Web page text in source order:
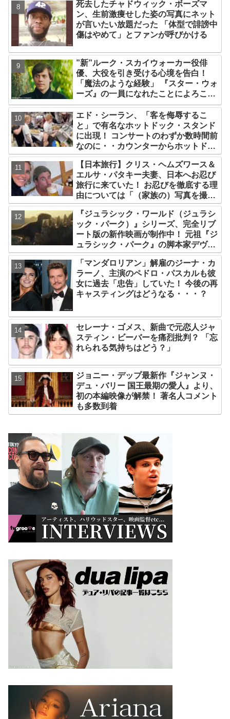
死去したチャドウィック・ボーズマ
ン、生前激痩せした姿の写真にネット
が言いたい放題だった 「体型で誹謗中
傷はやめて」とファンが呼びかける
”新”ルーク・スカイウォーカー役俳
優、大役を引き受ける心境を告白！
「魔法のような経験」 『スター・ウォ
ーズ』の一員になれたことによろこび
爆発
エド・シーラン、「客を侮辱するこ
と」で有名なホットドック・スタンド
に出現！ コンサートのわずか数時間前
なのに・・カウンターからホットドッ
クを提供、ファンは大興奮［写真あ
り］
【日本旅行】クリス・ヘムズワース＆
エルサ・パタキー夫妻、日本へお忍び
旅行に来ていた！ お忍びを徹底する理
由については「（家族の）写真を撮ら
れるとキレそうになる」からという過
去の発言も
『ジュラシック・ワールド（ジュラシ
ック・パーク）』シリーズ、完全リブ
ート版の新作映画が制作中！ 元祖『ジ
ュラシック・パーク』の脚本家デヴィ
ッド・コープが関与
「マンダロリアン」解雇のジーナ・カ
ラーノ、主演のペドロ・パスカルも彼
女に過去「忠告」していた！ 今後の再
キャスティングはどうなる・・・？
セレーナ・ゴメス、新曲で元恋人ジャ
スティン・ビーバーを痛烈批判？ 「忘
れられる気持ちはどう？」
ジョニー・デップ最新作『ジャンヌ・
デュ・バリー 国王最期の愛人』より、
初の本編映像が解禁！ 著名人コメント
も多数到着